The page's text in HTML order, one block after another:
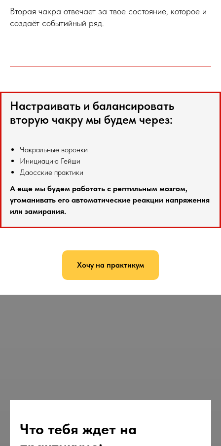
Вторая чакра отвечает за твое состояние, которое и
создаёт событийный ряд.
Настраивать и балансировать
вторую чакру мы будем через:
Чакральные воронки
Инициацию Гейши
Даосские практики
А еще мы будем работать с рептильным мозгом,
угоманивать его автоматические реакции напряжения
или замирания.
Хочу на практикум
Что тебя ждет на